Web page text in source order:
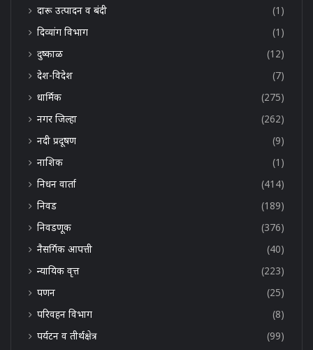
दारू उत्पादन व बंदी
(1)
दिव्यांग विभाग
(1)
दुष्काळ
(12)
देश-विदेश
(7)
धार्मिक
(275)
नगर जिल्हा
(262)
नदी प्रदूषण
(9)
नाशिक
(1)
निधन वार्ता
(414)
निवड
(189)
निवडणूक
(376)
नैसर्गिक आपत्ती
(40)
न्यायिक वृत्त
(223)
पणन
(25)
परिवहन विभाग
(8)
पर्यटन व तीर्थक्षेत्र
(99)